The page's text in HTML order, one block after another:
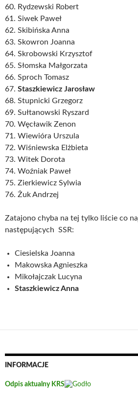
60. Rydzewski Robert
61. Siwek Paweł
62. Skibińska Anna
63. Skowron Joanna
64. Skrobowski Krzysztof
65. Słomska Małgorzata
66. Sproch Tomasz
67. Staszkiewicz Jarosław
68. Stupnicki Grzegorz
69. Sułtanowski Ryszard
70. Węcławik Zenon
71. Wiewióra Urszula
72. Wiśniewska Elżbieta
73. Witek Dorota
74. Woźniak Paweł
75. Zierkiewicz Sylwia
76. Żuk Andrzej
Zatajono chyba na tej tylko liście co
następujących SSR:
Ciesielska Joanna
Makowska Agnieszka
Mikołajczak Lucyna
Staszkiewicz Anna
INFORMACJE
Odpis aktualny KRS